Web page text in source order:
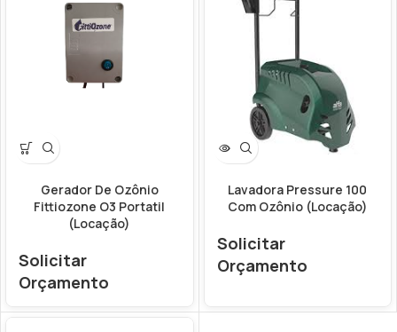
Gerador De Ozônio
Fittiozone O3 Portatil
(Locação)
Solicitar
Orçamento
Lavadora Pressure 100
Com Ozônio (Locação)
Solicitar
Orçamento